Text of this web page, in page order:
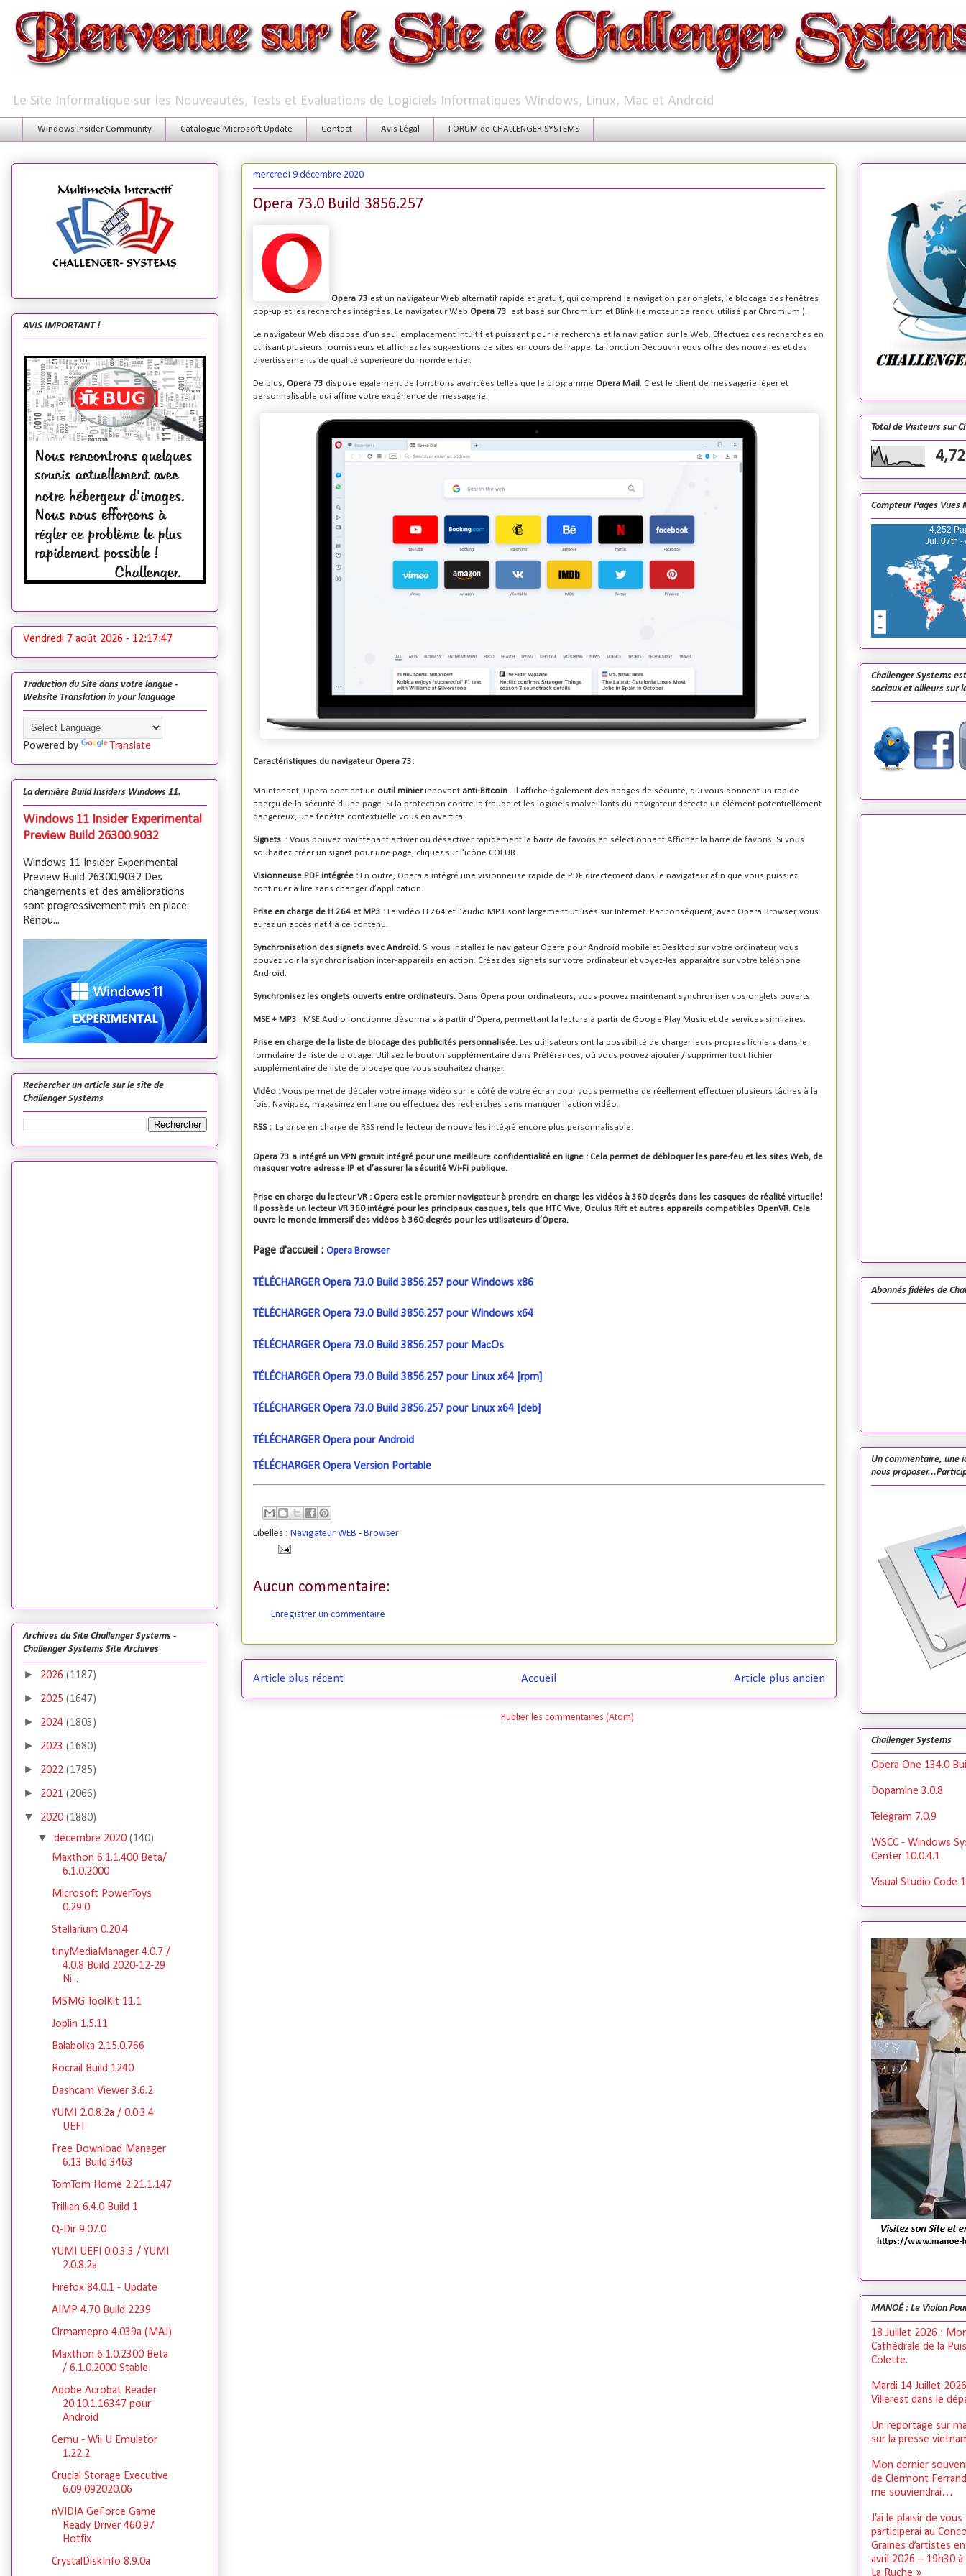
Le Site Informatique sur les Nouveautés, Tests et Evaluations de Logiciels Informatiques Windows, Linux, Mac et Android
Windows Insider Community Catalogue Microsoft Update Contact Avis Légal FORUM de CHALLENGER SYSTEMS
mercredi 9 décembre 2020
Opera 73.0 Build 3856.257
Opera 73 est un navigateur Web alternatif rapide et gratuit, qui comprend la navigation par onglets, le blocage des fenêtres
pop-up et les recherches intégrées. Le navigateur Web Opera 73 est basé sur Chromium et Blink (le moteur de rendu utilisé par Chromium ).
Le navigateur Web dispose d’un seul emplacement intuitif et puissant pour la recherche et la navigation sur le Web. Effectuez des recherches en
utilisant plusieurs fournisseurs et affichez les suggestions de sites en cours de frappe. La fonction Découvrir vous offre des nouvelles et des
divertissements de qualité supérieure du monde entier.
De plus, Opera 73 dispose également de fonctions avancées telles que le programme Opera Mail
. C'est le client de messagerie léger et
personnalisable qui affine votre expérience de messagerie.
Caractéristiques du navigateur Opera 73:
Maintenant, Opera contient un outil minier innovant anti-Bitcoin
. Il affiche également des badges de sécurité, qui vous donnent un rapide
aperçu de la sécurité d'une page. Si la protection contre la fraude et les logiciels malveillants du navigateur détecte un élément potentiellement
dangereux, une fenêtre contextuelle vous en avertira.
Signets : Vous pouvez maintenant activer ou désactiver rapidement la barre de favoris en sélectionnant Afficher la barre de favoris. Si vous
souhaitez créer un signet pour une page, cliquez sur l'icône COEUR.
Visionneuse PDF intégrée : En outre, Opera a intégré une visionneuse rapide de PDF directement dans le navigateur afin que vous puissiez
continuer à lire sans changer d’application.
Prise en charge de H.264 et MP3 : La vidéo H.264 et l’audio MP3 sont largement utilisés sur Internet. Par conséquent, avec Opera Browser, vous
aurez un accès natif à ce contenu.
Synchronisation des signets avec Android. Si vous installez le navigateur Opera pour Android mobile et Desktop sur votre ordinateur, vous
pouvez voir la synchronisation inter-appareils en action. Créez des signets sur votre ordinateur et voyez-les apparaître sur votre téléphone
Android.
Synchronisez les onglets ouverts entre ordinateurs. Dans Opera pour ordinateurs, vous pouvez maintenant synchroniser vos onglets ouverts.
MSE + MP3 . MSE Audio fonctionne désormais à partir d'Opera, permettant la lecture à partir de Google Play Music et de services similaires.
Prise en charge de la liste de blocage des publicités personnalisée. Les utilisateurs ont la possibilité de charger leurs propres fichiers dans le
formulaire de liste de blocage. Utilisez le bouton supplémentaire dans Préférences, où vous pouvez ajouter / supprimer tout fichier
supplémentaire de liste de blocage que vous souhaitez charger.
Vidéo : Vous permet de décaler votre image vidéo sur le côté de votre écran pour vous permettre de réellement effectuer plusieurs tâches à la
fois. Naviguez, magasinez en ligne ou effectuez des recherches sans manquer l'action vidéo.
RSS : La prise en charge de RSS rend le lecteur de nouvelles intégré encore plus personnalisable.
Opera 73 a intégré un VPN gratuit intégré pour une meilleure confidentialité en ligne : Cela permet de débloquer les pare-feu et les sites Web, de
masquer votre adresse IP et d’assurer la sécurité Wi-Fi publique.
Prise en charge du lecteur VR : Opera est le premier navigateur à prendre en charge les vidéos à 360 degrés dans les casques de réalité virtuelle!
Il possède un lecteur VR 360 intégré pour les principaux casques, tels que HTC Vive, Oculus Rift et autres appareils compatibles OpenVR. Cela
ouvre le monde immersif des vidéos à 360 degrés pour les utilisateurs d’Opera.
Page d'accueil : Opera Browser
TÉLÉCHARGER Opera 73.0 Build 3856.257 pour Windows x86
TÉLÉCHARGER Opera 73.0 Build 3856.257 pour Windows x64
TÉLÉCHARGER Opera 73.0 Build 3856.257 pour MacOs
TÉLÉCHARGER Opera 73.0 Build 3856.257 pour Linux x64 [rpm]
TÉLÉCHARGER Opera 73.0 Build 3856.257 pour Linux x64 [deb]
TÉLÉCHARGER Opera pour Android
TÉLÉCHARGER Opera Version Portable
Libellés : Navigateur WEB - Browser
Aucun commentaire:
Enregistrer un commentaire
Article plus récent Article plus ancien
Accueil
Publier les commentaires (Atom)
AVIS IMPORTANT !
Vendredi 7 août 2026 - 12:17:48
Traduction du Site dans votre langue -
Website Translation in your language
Powered by Translate
La dernière Build Insiders Windows 11.
Windows 11 Insider Experimental
Preview Build 26300.9032
Windows 11 Insider Experimental
Preview Build 26300.9032 Des
changements et des améliorations
sont progressivement mis en place.
Renou...
Rechercher un article sur le site de
Challenger Systems
Archives du Site Challenger Systems -
Challenger Systems Site Archives
► 2026 (1187)
► 2025 (1647)
► 2024 (1803)
► 2023 (1680)
► 2022 (1785)
► 2021 (2066)
▼ 2020 (1880)
▼décembre 2020(140)
Maxthon 6.1.1.400 Beta/
6.1.0.2000
Microsoft PowerToys
0.29.0
Stellarium 0.20.4
tinyMediaManager 4.0.7 /
4.0.8 Build 2020-12-29
Ni...
MSMG ToolKit 11.1
Joplin 1.5.11
Balabolka 2.15.0.766
Rocrail Build 1240
Dashcam Viewer 3.6.2
YUMI 2.0.8.2a / 0.0.3.4
UEFI
Free Download Manager
6.13 Build 3463
TomTom Home 2.21.1.147
Trillian 6.4.0 Build 1
Q-Dir 9.07.0
YUMI UEFI 0.0.3.3 / YUMI
2.0.8.2a
Firefox 84.0.1 - Update
AIMP 4.70 Build 2239
Clrmamepro 4.039a (MAJ)
Maxthon 6.1.0.2300 Beta
/ 6.1.0.2000 Stable
Adobe Acrobat Reader
20.10.1.16347 pour
Android
Cemu - Wii U Emulator
1.22.2
Crucial Storage Executive
6.09.092020.06
nVIDIA GeForce Game
Ready Driver 460.97
Hotfix
CrystalDiskInfo 8.9.0a
Total de Visiteurs sur
Compteur Pages Vues
4,252
Jul. 07th -
Challenger Systems
sociaux et ailleurs sur
Abonnés fidèles de
Un commentaire, une
nous
Challenger Systems
Opera One 134.0
Dopamine 3.0.8
Telegram 7.0.9
WSCC - Windows
Center 10.0.4.1
Visual Studio Code
MANOÉ : Le Violon
18 Juillet 2026 :
Cathédrale de la
Colette.
Mardi 14 Juillet
Villerest dans le
Un reportage sur
sur la presse
Mon dernier
de Clermont
me souviendrai…
J’ai le plaisir de
participerai au
Graines d’artistes
avril 2026 – 19h30
La Ruche »